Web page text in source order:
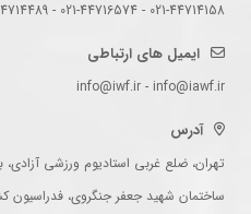
021-44714158 - 021-44716574 - 021-44714489
ایمیل های ارتباطی
info@iwf.ir - info@iawf.ir
آدرس
تهران، ضلع غربی استادیوم ورزشی
ساختمان شهید جعفر جنگروی، فدراسیون